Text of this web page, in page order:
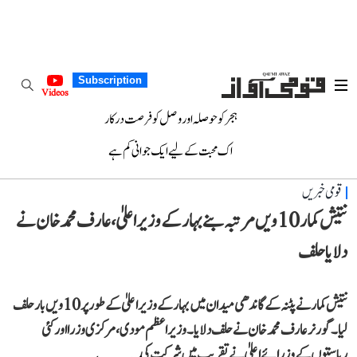
Subscription
Videos
ہجر کو حوصلہ اور وصل کو فرصت درکار
اک محبت کے لیے ایک جوانی کم ہے
قومی خبریں
نتیش کمار 10 ویں مرتبہ بنے بہار کے وزیر اعلیٰ، عارف محمد خان نے
دلایا حلف
نتیش کمار نے پٹنہ کے گاندھی میدان میں بہار کے وزیر اعلیٰ کے طور پر 10ویں بار حلف
لیا۔ گورنر عارف محمد خان نے حلف دلایا۔ وزیراعظم مودی، مرکزی وزرا اور کئی